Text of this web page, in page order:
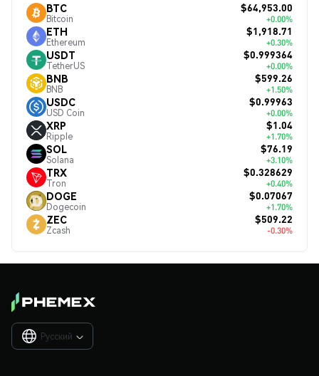
BTC
Bitcoin
$64,953.00
+0.00%
ETH
Ethereum
$1,918.71
+0.30%
USDT
TetherUS
$0.999364
+0.00%
BNB
BNB
$599.26
+1.50%
USDC
USD Coin
$0.99963
+0.00%
XRP
Ripple
$1.04
+1.70%
SOL
Solana
$76.19
+3.10%
TRX
Tron
$0.328629
+0.40%
DOGE
Dogecoin
$0.07067
+1.70%
ZEC
Zcash
$509.22
-0.30%
Русский 